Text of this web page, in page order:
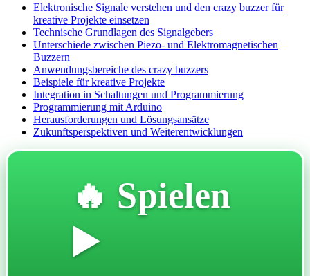
Elektronische Signale verstehen und den crazy buzzer für
kreative Projekte einsetzen
Technische Grundlagen des Signalgebers
Unterschiede zwischen Piezo- und Elektromagnetischen
Buzzern
Anwendungsbereiche des crazy buzzers
Beispiele für kreative Projekte
Integration in Schaltungen und Programmierung
Programmierung mit Arduino
Herausforderungen und Lösungsansätze
Zukunftsperspektiven und Weiterentwicklungen
🔥 Spielen
▶️